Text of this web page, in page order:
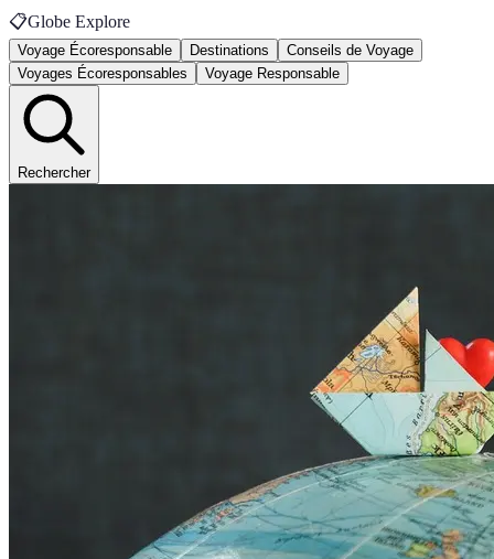
📋Globe Explore
Voyage Écoresponsable Destinations
Conseils de Voyage
Voyages Écoresponsables
Voyage Responsable
Rechercher